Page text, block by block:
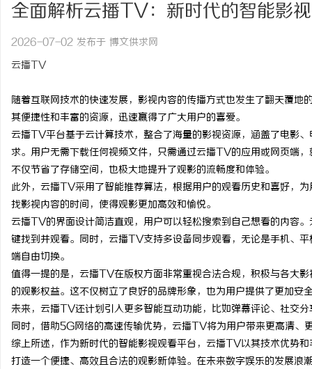
全面解析云播TV：新时代的智能影
2026-07-02 发布于 博文供求网
云播TV
随着互联网技术的快速发展，影视内容的传播方式也发生了翻天覆
其便捷性和丰富的资源，迅速赢得了广大用户的喜爱。
云播TV平台基于云计算技术，整合了海量的影视资源，涵盖了电影
求。用户无需下载任何视频文件，只需通过云播TV的应用或网页端
不仅节省了存储空间，也极大地提升了观影的流畅度和体验。
此外，云播TV采用了智能推荐算法，根据用户的观看历史和喜好，
找影视内容的时间，使得观影更加高效和愉悦。
云播TV的界面设计简洁直观，用户可以轻松搜索到自己想看的内容
键找到并观看。同时，云播TV支持多设备同步观看，无论是手机、
端自由切换。
值得一提的是，云播TV在版权方面非常重视合法合规，积极与各大
的观影权益。这不仅树立了良好的品牌形象，也为用户提供了更加安
未来，云播TV还计划引入更多智能互动功能，比如弹幕评论、社交
同时，借助5G网络的高速传输优势，云播TV将为用户带来更高清、
综上所述，作为新时代的智能影视观看平台，云播TV以其技术优势
打造一个便捷、高效且合法的观影新体验。在未来数字娱乐的发展